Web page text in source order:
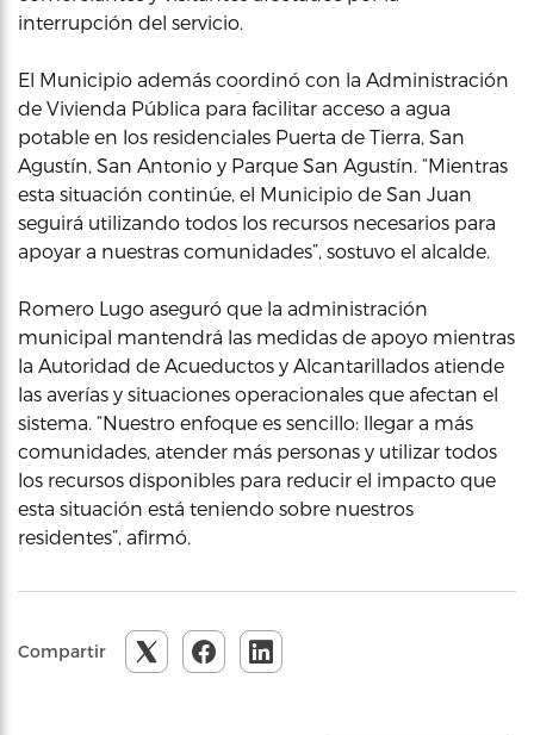
interrupción del servicio.
El Municipio además coordinó con la Administración
de Vivienda Pública para facilitar acceso a agua
potable en los residenciales Puerta de Tierra, San
Agustín, San Antonio y Parque San Agustín. “Mientras
esta situación continúe, el Municipio de San Juan
seguirá utilizando todos los recursos necesarios para
apoyar a nuestras comunidades”, sostuvo el alcalde.
Romero Lugo aseguró que la administración
municipal mantendrá las medidas de apoyo mientras
la Autoridad de Acueductos y Alcantarillados atiende
las averías y situaciones operacionales que afectan el
sistema. “Nuestro enfoque es sencillo: llegar a más
comunidades, atender más personas y utilizar todos
los recursos disponibles para reducir el impacto que
esta situación está teniendo sobre nuestros
residentes”, afirmó.
Compartir